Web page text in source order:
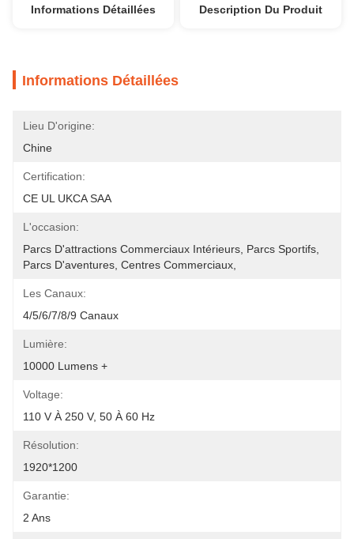
Informations Détaillées Description Du Produit
Informations Détaillées
Lieu D'origine:
Chine
Certification:
CE UL UKCA SAA
L'occasion:
Parcs D'attractions Commerciaux Intérieurs, Parcs Sportifs,
Parcs D'aventures, Centres Commerciaux,
Les Canaux:
4/5/6/7/8/9 Canaux
Lumière:
10000 Lumens +
Voltage:
110 V À 250 V, 50 À 60 Hz
Résolution:
1920*1200
Garantie:
2 Ans